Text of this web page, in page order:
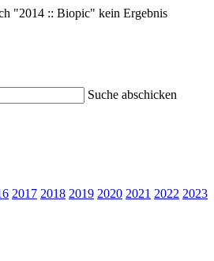
"2014 :: Biopic" kein Ergebnis
Suche abschicken
2017 2018 2019 2020 2021 2022 2023